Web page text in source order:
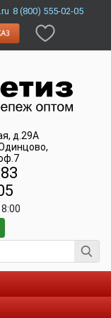
8 (800) 555-02-05
д.29А
,